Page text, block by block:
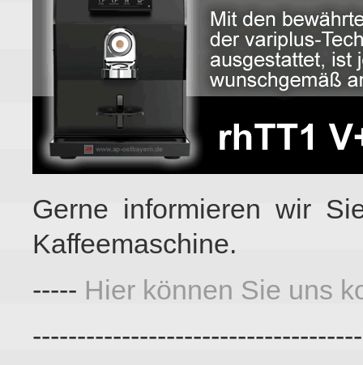
Gerne informieren wir
Kaffeemaschine.
----- Hier können Sie uns